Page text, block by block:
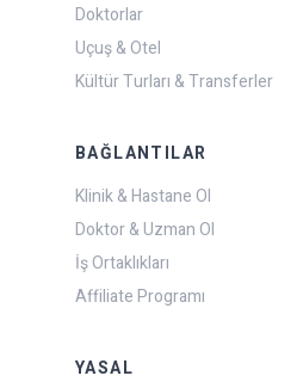
Doktorlar
Uçuş & Otel
Kültür Turları & Transferler
BAĞLANTILAR
Klinik & Hastane Ol
Doktor & Uzman Ol
İş Ortaklıkları
Affiliate Programı
YASAL